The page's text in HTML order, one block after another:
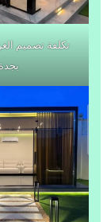
تكلفة تصميم